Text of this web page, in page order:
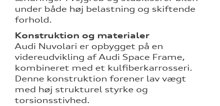
under både høj belastning og skiftende
forhold.
Konstruktion og materialer
Audi Nuvolari er opbygget på en
videreudvikling af Audi Space Frame,
kombineret med et kulfiberkarrosseri.
Denne konstruktion forener lav vægt
med høj strukturel styrke og
torsionsstivhed.